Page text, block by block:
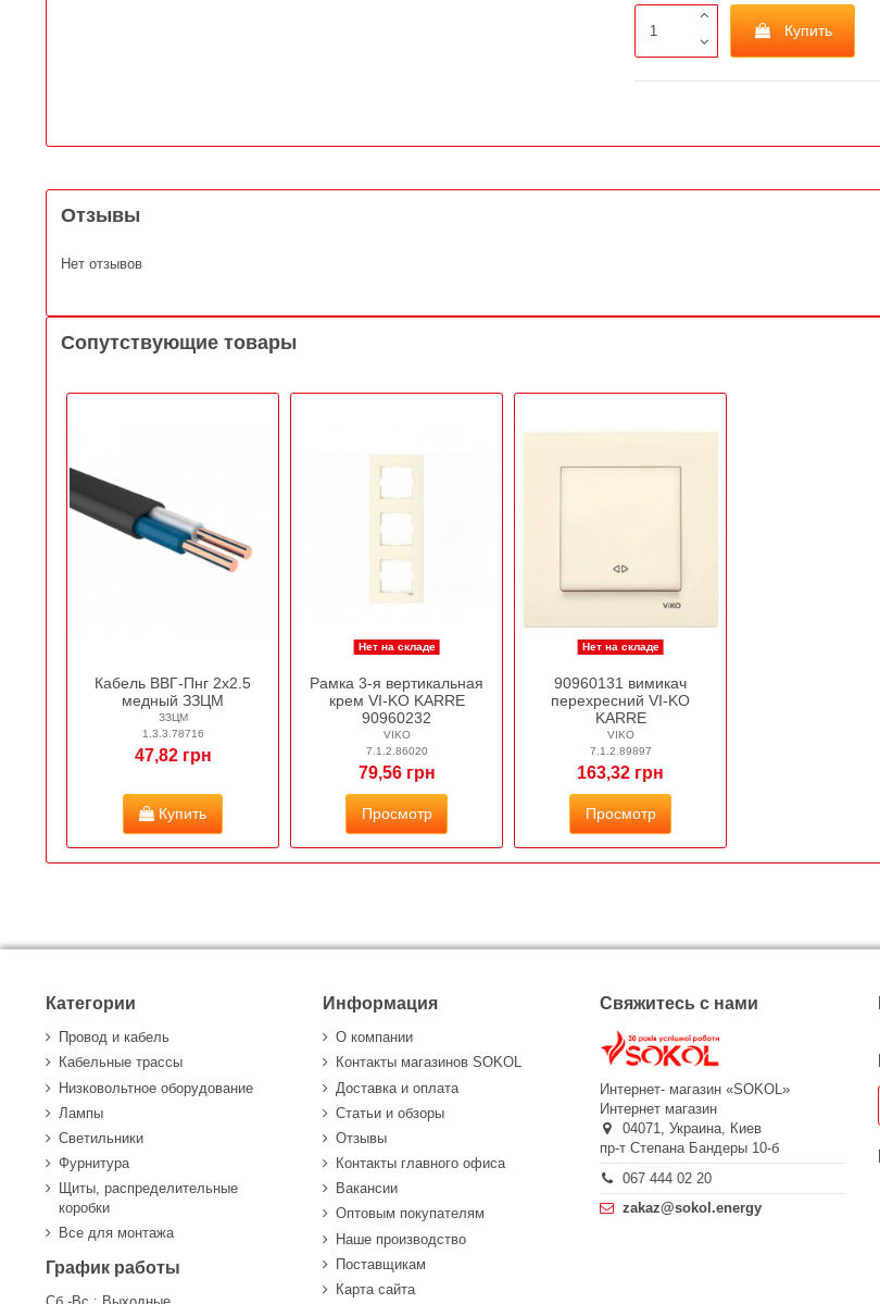
Купить
Отзывы
Нет отзывов
Сопутствующие товары
Кабель ВВГ-Пнг 2х2.5
медный ЗЗЦМ
ЗЗЦМ
1.3.3.78716
47,82 грн
Купить
Нет на складе
Рамка 3-я вертикальная
крем VI-KO KARRE
90960232
VIKO
7.1.2.86020
79,56 грн
Просмотр
Нет на складе
90960131 вимикач
перехресний VI-KO
KARRE
VIKO
7.1.2.89897
163,32 грн
Просмотр
Категории
Провод и кабель
Кабельные трассы
Низковольтное оборудование
Лампы
Светильники
Фурнитура
Щиты, распределительные
коробки
Все для монтажа
График работы
Информация
О компании
Контакты магазинов SOKOL
Доставка и оплата
Статьи и обзоры
Отзывы
Контакты главного офиса
Вакансии
Оптовым покупателям
Наше производство
Поставщикам
Карта сайта
Свяжитесь с нами
Интернет- магазин «SOKOL»
Интернет магазин
04071,Украина, Киев
пр-т Степана Бандеры 10-б
067 444 02 20
zakaz@sokol.energy